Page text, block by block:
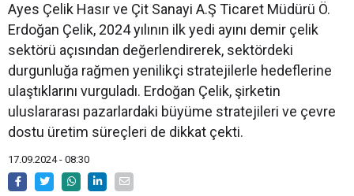
Ayes Çelik Hasır ve Çit Sanayi A.Ş Ticaret Müdürü Ö.
Erdoğan Çelik, 2024 yılının ilk yedi ayını demir çelik
sektörü açısından değerlendirerek, sektördeki
durgunluğa rağmen yenilikçi stratejilerle hedeflerine
ulaştıklarını vurguladı. Erdoğan Çelik, şirketin
uluslararası pazarlardaki büyüme stratejileri ve çevre
dostu üretim süreçleri de dikkat çekti.
17.09.2024 - 08:30